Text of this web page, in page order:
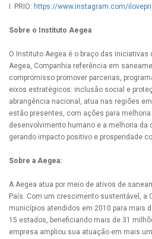
I PRIO: https://www.instagram.com/
Sobre o Instituto Aegea
O Instituto Aegea é o braço das
Aegea, Companhia referência em
compromisso promover parcerias,
eixos estratégicos: inclusão social e
abrangência nacional, atua nas regiões
estão presentes, com ações para
desenvolvimento humano e a melhoria da
gerando impacto positivo e prosperidade
Sobre a Aegea:
A Aegea atua por meio de ativos de
País. Com um crescimento sustentável, a
municípios atendidos em 2010 para mais
15 estados, beneficiando mais de 31
empresa ampliou sua atuação em mais